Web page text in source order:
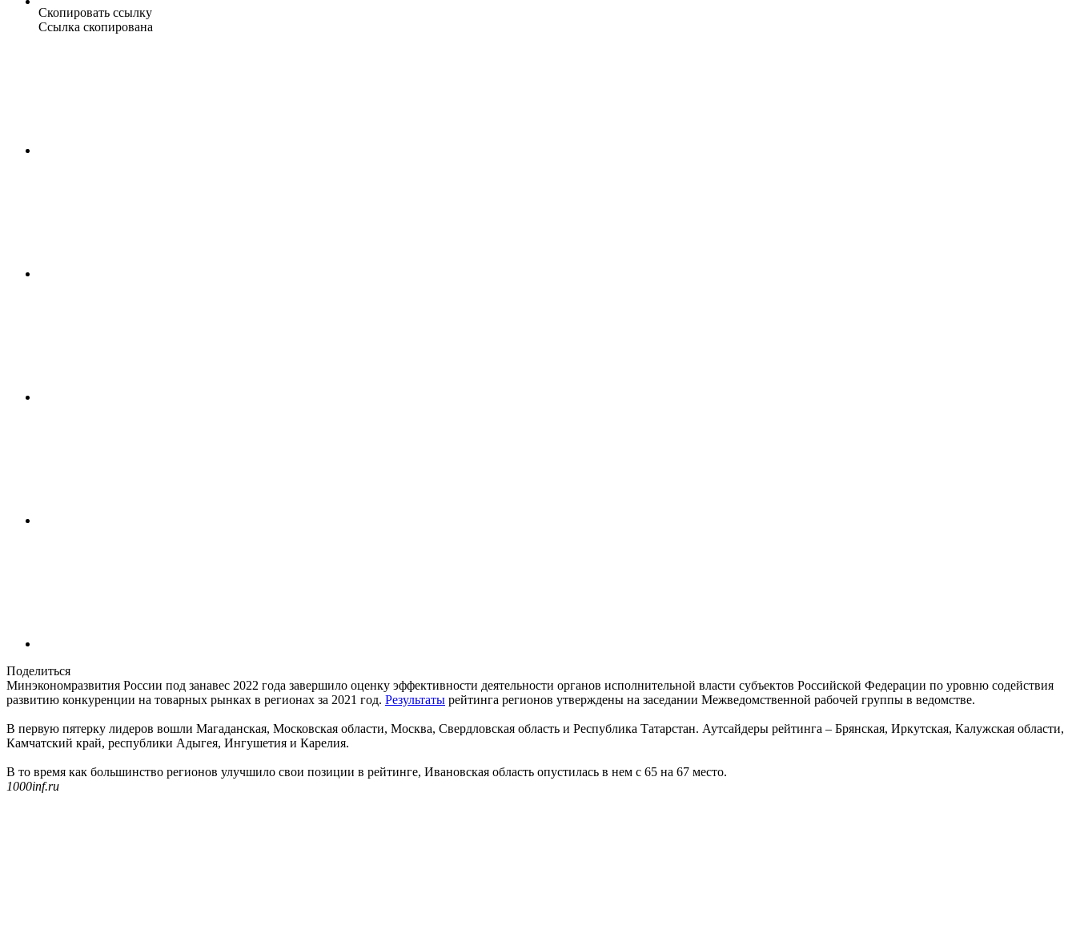
Скопировать ссылку
Ссылка скопирована
Поделиться
Минэкономразвития России под занавес 2022 года завершило оценку эффективности деятельности органов исполнительной власти субъектов Российской Федерации по уровню содействия
развитию конкуренции на товарных рынках в регионах за 2021 год. Результаты рейтинга регионов утверждены на заседании Межведомственной рабочей группы в ведомстве.
В первую пятерку лидеров вошли Магаданская, Московская области, Москва, Свердловская область и Республика Татарстан. Аутсайдеры рейтинга – Брянская, Иркутская, Калужская области,
Камчатский край, республики Адыгея, Ингушетия и Карелия.
В то время как большинство регионов улучшило свои позиции в рейтинге, Ивановская область опустилась в нем с 65 на 67 место.
1000inf.ru